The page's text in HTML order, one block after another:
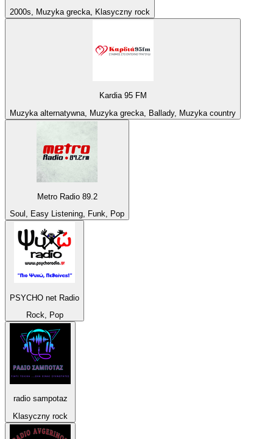
2000s, Muzyka grecka, Klasyczny rock
Kardia 95 FM
Muzyka alternatywna, Muzyka grecka, Ballady, Muzyka country
Metro Radio 89.2
Soul, Easy Listening, Funk, Pop
PSYCHO net Radio
Rock, Pop
radio sampotaz
Klasyczny rock